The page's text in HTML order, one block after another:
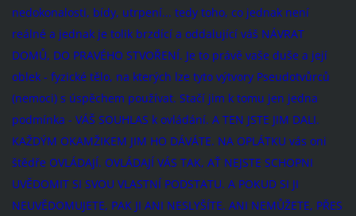
nedokonalosti, bídy, utrpení... tedy toho, co jednak není
reálné a jednak je tolik brzdící a oddalující váš NÁVRAT
DOMŮ, DO PRAVÉHO STVOŘENÍ. Je to právě vaše duše a její
oblek - fyzické tělo, na kterých lze tyto výtvory Pseudotvůrců
(nemoci) s úspěchem používat. Stačí jim k tomu jen jedna
podmínka - VÁŠ SOUHLAS k ovládání. A TEN JSTE JIM DALI.
KAŽDÝM OKAMŽIKEM JIM HO DÁVÁTE. NA OPLÁTKU vás oni
štědře OVLÁDAJÍ. OVLÁDAJÍ VÁS TAK, AŤ NEJSTE SCHOPNI
UVĚDOMIT SI SVOU VLASTNÍ PODSTATU. A POKUD SI JI
NEUVĚDOMUJETE, PAK JI ANI NESLYŠÍTE. ANI NEMŮŽETE, PŘES